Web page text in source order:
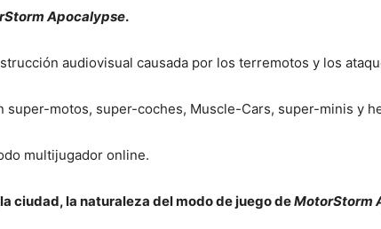
Apocalypse.
audiovisual causada por los terremotos y los
motos, super-coches, Muscle-Cars, super-minis y
multijugador online.
ciudad, la naturaleza del modo de juego deMotorStorm